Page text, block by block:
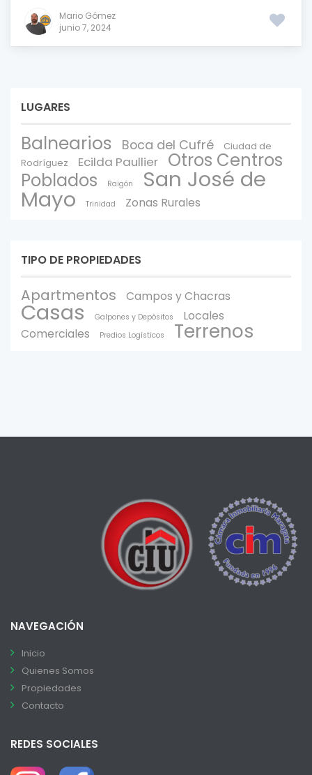
Mario Gómez
junio 7, 2024
LUGARES
Balnearios Boca del Cufré
Ciudad de
Rodríguez
Ecilda Paullier
Otros Centros
Poblados
Raigón San José de
Mayo Trinidad Zonas Rurales
TIPO DE PROPIEDADES
Apartmentos Campos y Chacras
Casas Galpones y Depòsitos
Locales
Comerciales
Predios Logísticos Terrenos
NAVEGACIÓN
Inicio
Quienes Somos
Propiedades
Contacto
REDES SOCIALES